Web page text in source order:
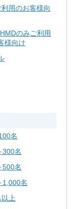
用のお客様向
のみご利用
様向け
名
300名
500名
1,000名
上